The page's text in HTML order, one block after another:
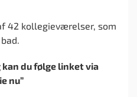
42 kollegieværelser, som
kan du følge linket via
nu”